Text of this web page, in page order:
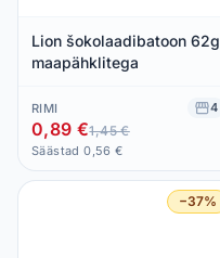
Lion šokolaadibatoon 62g
maapähklitega
RIMI 4
0,89 €1,45 €
Säästad 0,56 €
−37%